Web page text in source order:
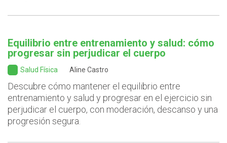
Equilibrio entre entrenamiento y salud: cómo
progresar sin perjudicar el cuerpo
Salud Física Aline Castro
Descubre cómo mantener el equilibrio entre
entrenamiento y salud y progresar en el ejercicio sin
perjudicar el cuerpo, con moderación, descanso y una
progresión segura.